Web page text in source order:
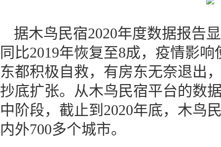
据木鸟民宿2020年度数据报告
同比2019年恢复至8成，疫情影
东都积极自救，有房东无奈退出
抄底扩张。从木鸟民宿平台的数
中阶段，截止到2020年底，木鸟
内外700多个城市。